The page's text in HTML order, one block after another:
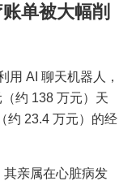
单被大幅削
用 AI 聊天机器人，
约 138 万元）天
约 23.4 万元）的经
亲属在心脏病发